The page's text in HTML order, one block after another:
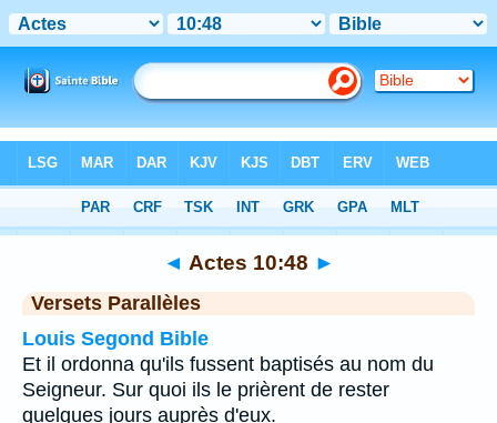
Chapitre 10> Verset 48
◄ Actes 10:48 ►
Versets Parallèles
Louis Segond Bible
Et il ordonna qu'ils fussent baptisés au nom du
Seigneur. Sur quoi ils le prièrent de rester
quelques jours auprès d'eux.